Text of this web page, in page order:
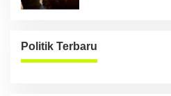
Politik Terbaru